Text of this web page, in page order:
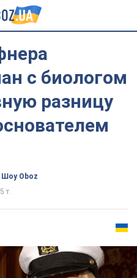
с биологом
разницу
Шоу Oboz
т.